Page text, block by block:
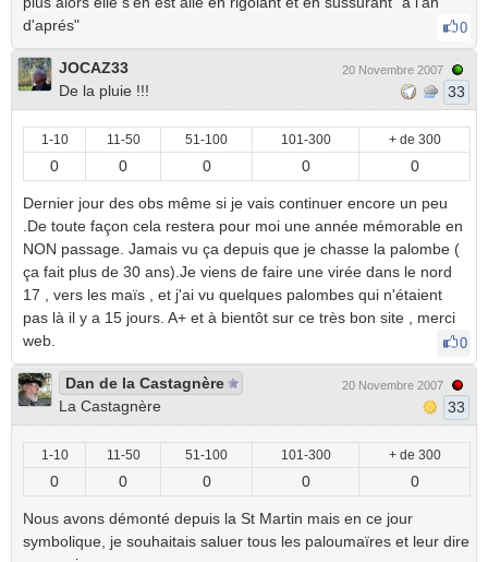
d'aprés"
0
JOCAZ33
De la pluie !!!
20 Novembre 2007
33
1-10 11-50 51-100 101-300 + de 300
0 0 0 0 0
Dernier jour des obs même si je vais continuer encore un peu
.De toute façon cela restera pour moi une année mémorable en
NON passage. Jamais vu ça depuis que je chasse la palombe (
ça fait plus de 30 ans).Je viens de faire une virée dans le nord
17 , vers les maïs , et j'ai vu quelques palombes qui n'étaient
pas là il y a 15 jours. A+ et à bientôt sur ce très bon site , merci
web.
0
Dan de la Castagnère
La Castagnère
20 Novembre 2007
33
1-10 11-50 51-100 101-300 + de 300
0 0 0 0 0
Nous avons démonté depuis la St Martin mais en ce jour
symbolique, je souhaitais saluer tous les paloumaïres et leur dire